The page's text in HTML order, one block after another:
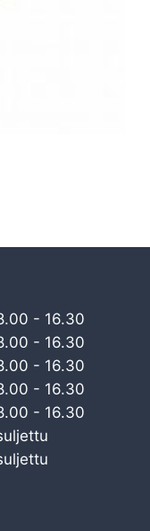
- 16.30
- 16.30
- 16.30
- 16.30
- 16.30